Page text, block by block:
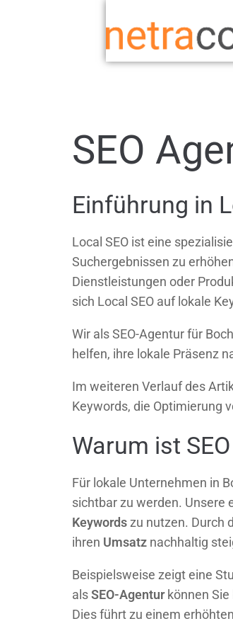
SEO
Einführung in
Local SEO ist eine
Suchergebnissen zu
Dienstleistungen oder
sich Local SEO auf lokale
Wir als SEO-Agentur für
helfen, ihre lokale Präsenz
Im weiteren Verlauf des
Keywords, die Optimierung
Warum ist
Für lokale Unternehmen in
sichtbar zu werden. Unsere
Keywords zu nutzen. Durch
ihren Umsatz nachhaltig
Beispielsweise zeigt eine
alsSEO-Agenturkönnen Sie
Dies führt zu einem erhöhten